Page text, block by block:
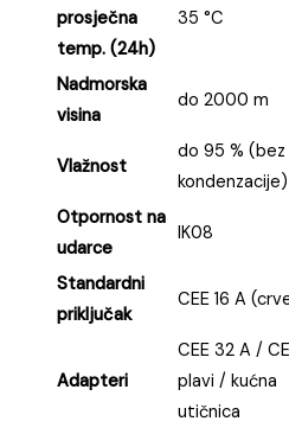
prosječna
temp. (24h)
35 °C
Nadmorska
visina
do 2000 m
Vlažnost
do 95 % (bez
kondenzacije)
Otpornost na
udarce
IK08
Standardni
priključak
CEE 16 A
Adapteri
CEE 32 A /
plavi / kućna
utičnica